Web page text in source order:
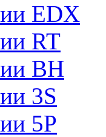
EDX
RT
BH
3S
5P